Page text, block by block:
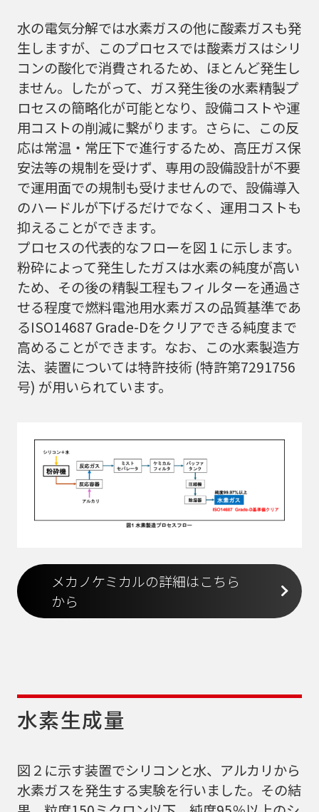
水の電気分解では水素ガスの他に酸素ガスも発
生しますが、このプロセスでは酸素ガスはシリ
コンの酸化で消費されるため、ほとんど発生し
ません。したがって、ガス発生後の水素精製プ
ロセスの簡略化が可能となり、設備コストや運
用コストの削減に繋がります。さらに、この反
応は常温・常圧下で進行するため、高圧ガス保
安法等の規制を受けず、専用の設備設計が不要
で運用面での規制も受けませんので、設備導入
のハードルが下げるだけでなく、運用コストも
抑えることができます。
プロセスの代表的なフローを図１に示します。
粉砕によって発生したガスは水素の純度が高い
ため、その後の精製工程もフィルターを通過さ
せる程度で燃料電池用水素ガスの品質基準であ
るISO14687 Grade-Dをクリアできる純度まで
高めることができます。なお、この水素製造方
法、装置については特許技術 (特許第7291756
号) が用いられています。
メカノケミカルの詳細はこちら
から
水素生成量
図２に示す装置でシリコンと水、アルカリから
水素ガスを発生する実験を行いました。その結